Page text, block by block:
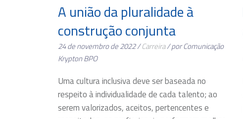
A união da pluralidade à
construção conjunta
24 de novembro de 2022 /Carreira/ por Comunicação
Krypton BPO
Uma cultura inclusiva deve ser baseada no
respeito à individualidade de cada talento; ao
serem valorizados, aceitos, pertencentes e